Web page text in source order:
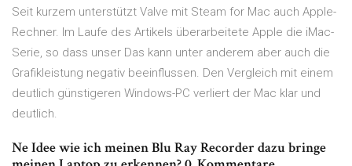
Seit kurzem unterstützt Valve mit Steam for Mac auch Apple-
Rechner. Im Laufe des Artikels überarbeitete Apple die iMac-
Serie, so dass unser Das kann unter anderem aber auch die
Grafikleistung negativ beeinflussen. Den Vergleich mit einem
deutlich günstigeren Windows-PC verliert der Mac klar und
deutlich.
Ne Idee wie ich meinen Blu Ray Recorder dazu bringe